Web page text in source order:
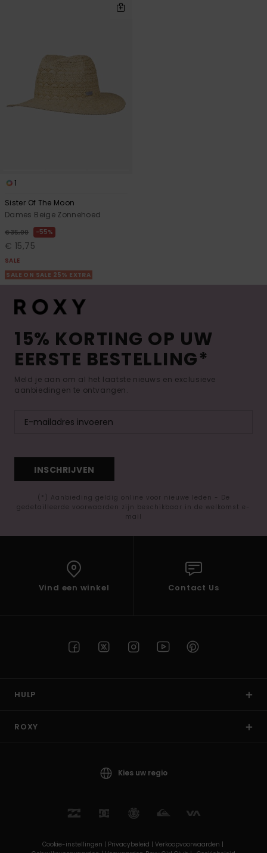
1
Sister Of The Moon
Dames Beige Zonnehoed
€ 35,00 55%
€ 15,75
SALE
SALE ON SALE 25% EXTRA
15% KORTING OP UW
EERSTE BESTELLING*
Meld je aan om al het laatste nieuws en exclusieve
aanbiedingen te ontvangen.
INSCHRIJVEN
(*) Aanbieding geldig online voor nieuwe leden - De
gedetailleerde voorwaarden zijn beschikbaar in de welkomst e-
mail
Vind een winkel Contact Us
HULP
ROXY
Kies uw regio
Cookie-instellingen | Privacybeleid | Verkoopvoorwaarden |